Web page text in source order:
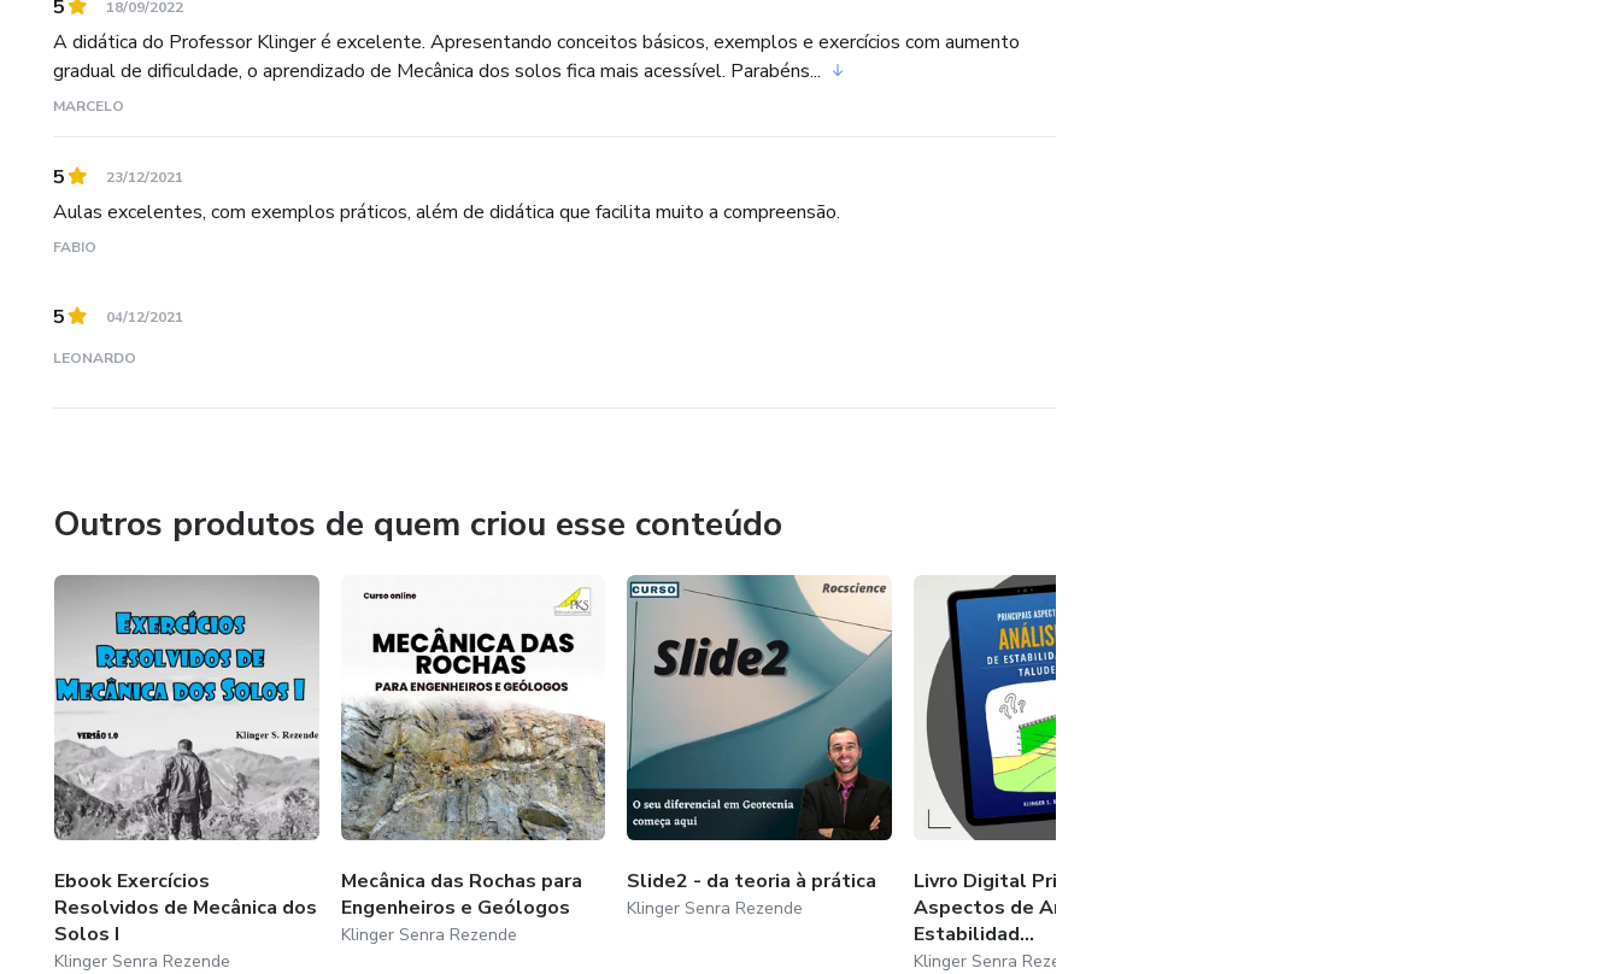
5 18/09/2022
A didática do Professor Klinger é excelente. Apresentando conceitos básicos, exemplos e exercícios com aumento
gradual de dificuldade, o aprendizado de Mecânica dos solos fica mais acessível. Parabéns...
MARCELO
5 23/12/2021
Aulas excelentes, com exemplos práticos, além de didática que facilita muito a compreensão.
FABIO
5 04/12/2021
LEONARDO
Outros produtos de quem criou esse conteúdo
Ebook Exercícios
Resolvidos de Mecânica dos
Solos I
Klinger Senra Rezende
Mecânica das Rochas para
Engenheiros e Geólogos
Klinger Senra Rezende
Slide2 - da teoria à prática
Klinger Senra Rezende
Livro Digital Principais
Aspectos de Análises de
Estabilidad...
Klinger Senra Rezende